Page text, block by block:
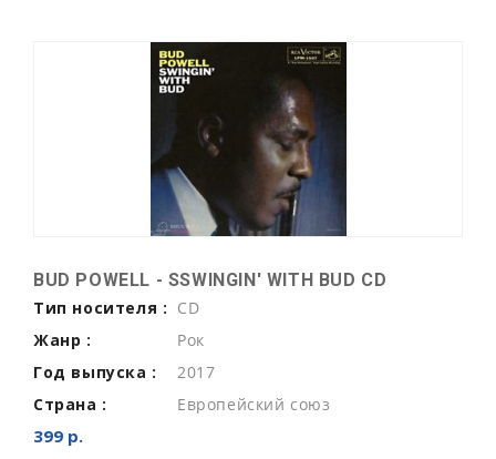
BUD POWELL - SSWINGIN' WITH BUD CD
Тип носителя : CD
Жанр :
Рок
Год выпуска :
2017
Страна :
Европейский союз
399 р.